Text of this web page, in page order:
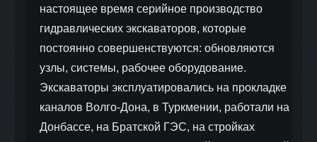
настоящее время серийное производство
гидравлических экскаваторов, которые
постоянно совершенствуются: обновляются
узлы, системы, рабочее оборудование.
Экскаваторы эксплуатировались на прокладке
каналов Волго-Дона, в Туркмении, работали на
Донбассе, на Братской ГЭС, на стройках